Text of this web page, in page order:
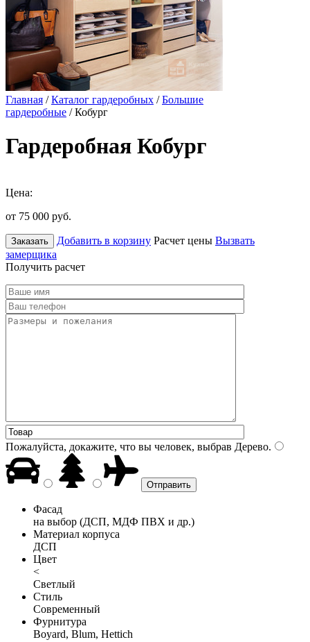
Главная /Каталог гардеробных /Большие
гардеробные / Кобург
Гардеробная Кобург
Цена:
от 75 000 руб.
Заказать Добавить в корзину Расчет цены Вызвать
замерщика
Получить расчет
Пожалуйста, докажите, что вы человек, выбрав Дерево.
Фасад
на выбор (ДСП, МДФ ПВХ и др.)
Материал корпуса
ДСП
Цвет
<
Светлый
Стиль
Современный
Фурнитура
Boyard, Blum, Hettich